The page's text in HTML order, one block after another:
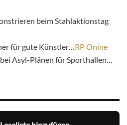
beim Stahlaktionstag
für gute Künstler…RP Onine
Asyl-Plänen für Sporthallen…